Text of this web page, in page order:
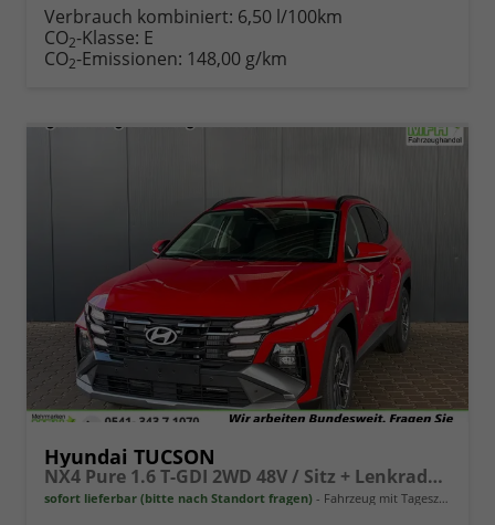
Verbrauch kombiniert: 6,50 l/100km
CO2-Klasse: E
CO2-Emissionen: 148,00 g/km
Hyundai TUCSON
NX4 Pure 1.6 T-GDI 2WD 48V / Sitz + Lenkradheiz. LED Tempomat Alu 17"
sofort lieferbar (bitte nach Standort fragen) Fahrzeug mit Tageszulassung